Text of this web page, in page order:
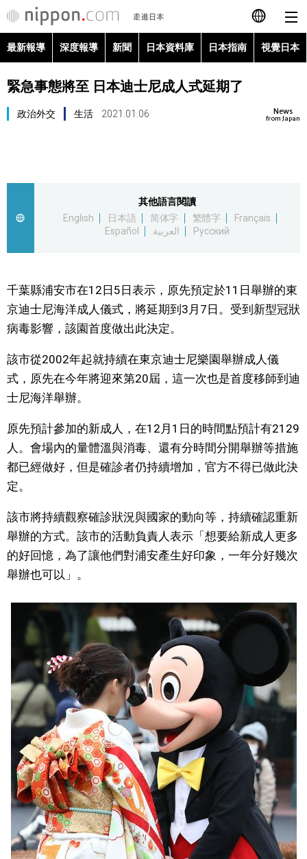
日本語
English
العربية
日本指南
視覺日本
臺灣香港
更多
人物訪談
日本入門
政治外交
社會
財經
文化
科學技術
生活
運動
娛樂
教育
official SNS
最新報導 深度報導 新聞 日本資料庫 日本指南 視覺日本
緊急事態將至 日本迪士尼成人式延期了
News
from Japan
政治外交 生活 2021.01.06
其他語言閱讀
English
日本語 简体字 繁體字
Français
Español
العربية Русский
千葉縣浦安市在12日5日表示，原先預定於11日舉辦的東
京迪士尼海洋成人儀式，將延期到3月7日。受到新型冠狀
病毒影響，該園首度做出此決定。
該市從2002年起就持續在東京迪士尼樂園舉辦成人儀
式，原先在今年將迎來第20屆，這一次也是首度移師到迪
士尼海洋舉辦。
原先預計參加的新成人，在12月1日的時間點預計有2129
人。會場內的量體溫與消毒、還有分時間分開舉辦等措施
都已經做好，但是確診者仍持續增加，官方不得已做此決
定。
該市將持續觀察確診狀況與國家的動向等，持續確認重新
舉辦的方式。該市的活動負責人表示「想要給新成人更多
的好回憶，為了讓他們對浦安產生好印象，一年分好幾次
舉辦也可以」。